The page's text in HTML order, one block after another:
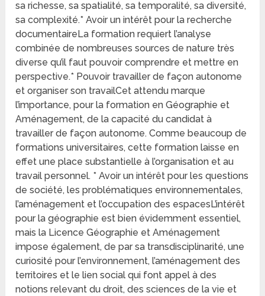
sa richesse, sa spatialité, sa temporalité, sa diversité,
sa complexité.* Avoir un intérêt pour la recherche
documentaireLa formation requiert l’analyse
combinée de nombreuses sources de nature très
diverse qu’il faut pouvoir comprendre et mettre en
perspective.* Pouvoir travailler de façon autonome
et organiser son travailCet attendu marque
l’importance, pour la formation en Géographie et
Aménagement, de la capacité du candidat à
travailler de façon autonome. Comme beaucoup de
formations universitaires, cette formation laisse en
effet une place substantielle à l’organisation et au
travail personnel. * Avoir un intérêt pour les questions
de société, les problématiques environnementales,
l’aménagement et l’occupation des espacesL’intérêt
pour la géographie est bien évidemment essentiel,
mais la Licence Géographie et Aménagement
impose également, de par sa transdisciplinarité, une
curiosité pour l’environnement, l’aménagement des
territoires et le lien social qui font appel à des
notions relevant du droit, des sciences de la vie et